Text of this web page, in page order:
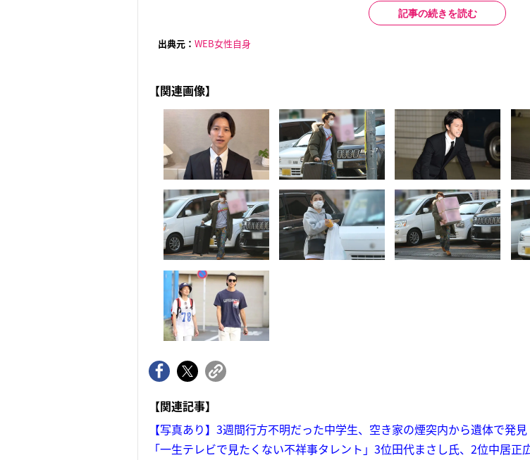
記事の続きを読む
出典元： WEB女性自身
【関連画像】
【関連記事】
【写真あり】3週間行方不明だった中学生、空き家の煙突内から遺体で発見
「一生テレビで見たくない不祥事タレント」3位田代まさし氏、2位中居正